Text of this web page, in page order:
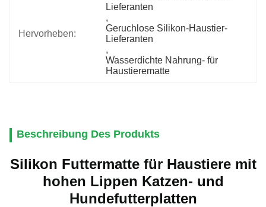
Hervorheben:
Lieferanten
,
Geruchlose Silikon-Haustier-
Lieferanten
,
Wasserdichte Nahrung- für
Haustierematte
Beschreibung Des Produkts
Silikon Futtermatte für Haustiere mit
hohen Lippen Katzen- und
Hundefutterplatten